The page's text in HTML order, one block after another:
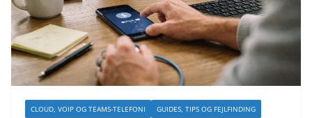
CLOUD, VOIP OG TEAMS-TELEFONI GUIDES, TIPS OG FEJLFINDING